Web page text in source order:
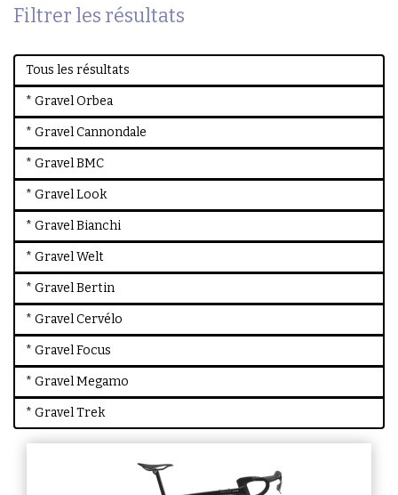
Filtrer les résultats
Tous les résultats
* Gravel Orbea
* Gravel Cannondale
* Gravel BMC
* Gravel Look
* Gravel Bianchi
* Gravel Welt
* Gravel Bertin
* Gravel Cervélo
* Gravel Focus
* Gravel Megamo
* Gravel Trek